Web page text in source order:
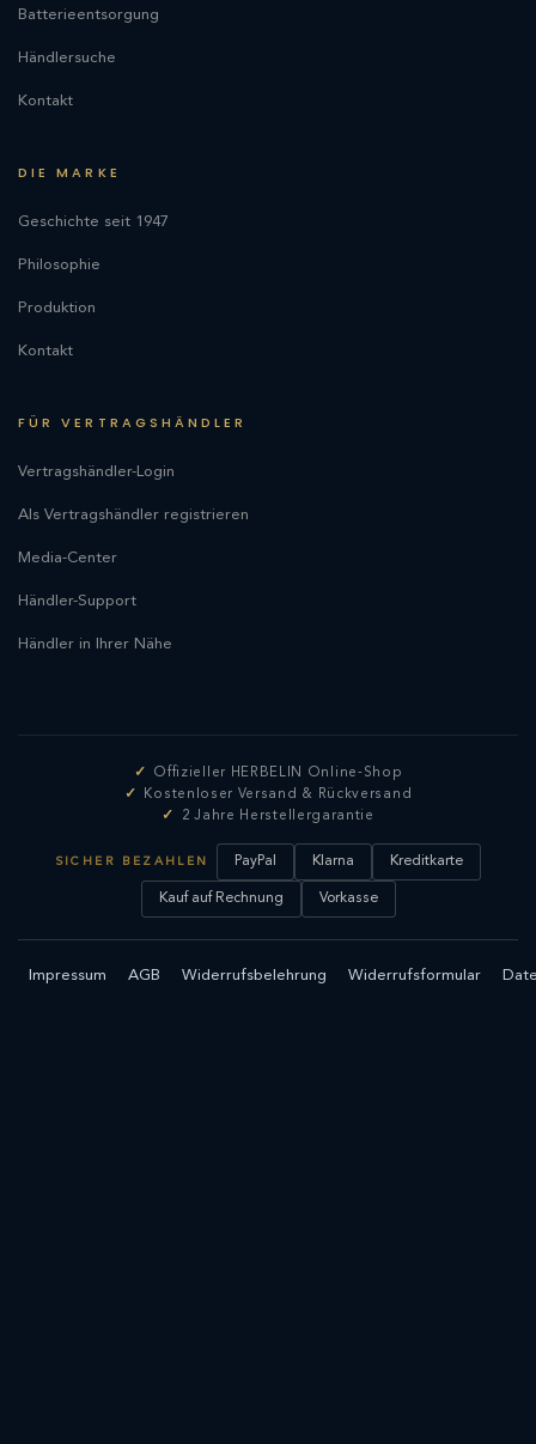
Batterieentsorgung
Händlersuche
Kontakt
DIE MARKE
Geschichte seit 1947
Philosophie
Produktion
Kontakt
FÜR VERTRAGSHÄNDLER
Vertragshändler-Login
Als Vertragshändler registrieren
Media-Center
Händler-Support
Händler in Ihrer Nähe
Offizieller HERBELIN Online-Shop
Kostenloser Versand & Rückversand
2 Jahre Herstellergarantie
SICHER BEZAHLEN PayPal Klarna Kreditkarte
Kauf auf Rechnung Vorkasse
Impressum AGB Widerrufsbelehrung Widerrufsformular